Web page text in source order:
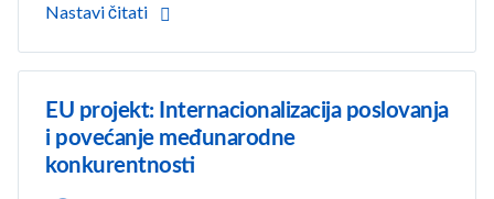
Nastavi čitati
EU projekt: Internacionalizacija poslovanja
i povećanje međunarodne
konkurentnosti